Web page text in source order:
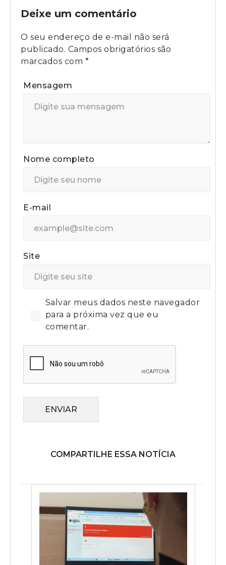
Deixe um comentário
O seu endereço de e-mail não será
publicado. Campos obrigatórios são
marcados com *
Mensagem
Nome completo
E-mail
Site
Salvar meus dados neste navegador
para a próxima vez que eu
comentar.
ENVIAR
COMPARTILHE ESSA NOTÍCIA